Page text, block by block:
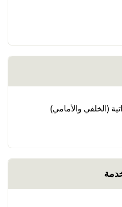
(الخلفي والأمامي)